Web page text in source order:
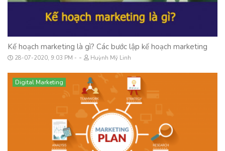
Kế hoạch marketing là gì? Các bước lập kế hoạch marketing
28-07-2020, 9:03 PM - Huỳnh Mỹ Linh
Digital Marketing